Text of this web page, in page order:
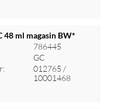
Log ind for at se priser
48 ml magasin BW*
786445
GC
012765 /
10001468